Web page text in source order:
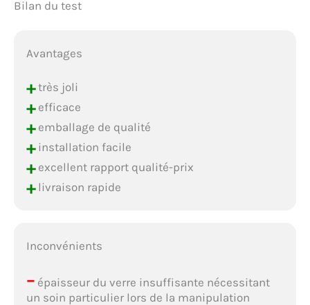
Bilan du test
Avantages
+très joli
+efficace
+emballage de qualité
+installation facile
+excellent rapport qualité-prix
+livraison rapide
Inconvénients
–épaisseur du verre insuffisante nécessitant
un soin particulier lors de la manipulation